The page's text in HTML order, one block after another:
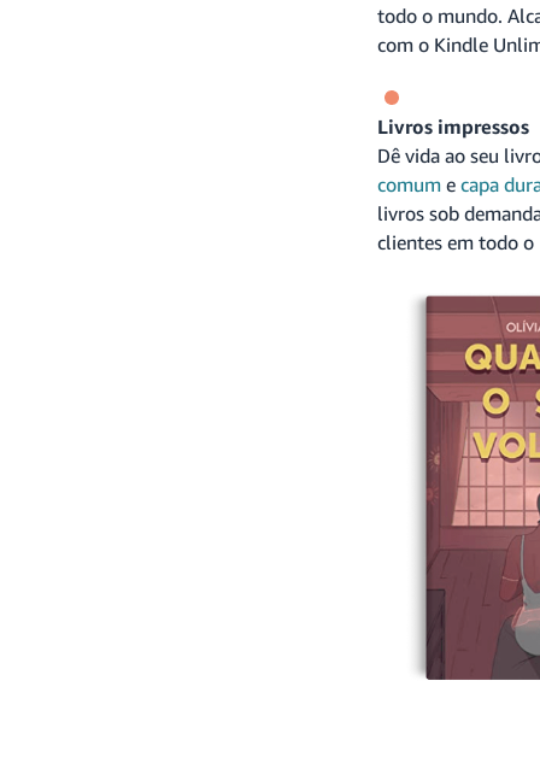
todo o mundo.
com o Kindle
Livros impressos
Dê vida ao seu
comume capa
livros sob
clientes em todo o